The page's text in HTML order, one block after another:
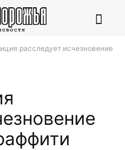
расследует исчезновение